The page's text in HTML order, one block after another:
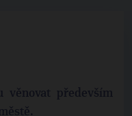
věnovat především